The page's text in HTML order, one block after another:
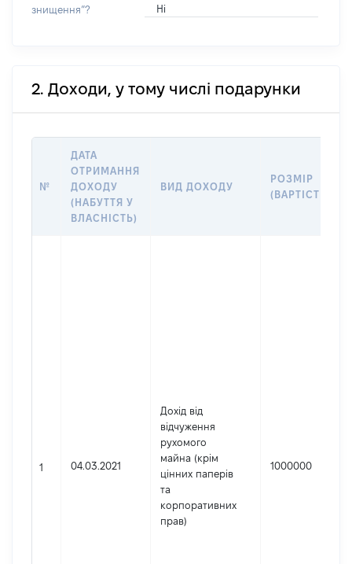
знищення”?
Ні
2. Доходи, у тому числі подарунки
№
ДАТА
ОТРИМАННЯ
ДОХОДУ
(НАБУТТЯ У
ВЛАСНІСТЬ)
ВИД ДОХОДУ
РОЗМІР
(ВАРТІСТЬ)
1 04.03.2021
Дохід від
відчуження
рухомого
майна (крім
цінних паперів
та
корпоративних
прав)
1000000